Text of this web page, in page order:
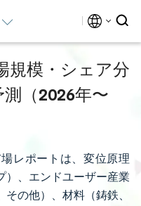
規模・シェア分
（2026年〜
レポートは、変位原理
）、エンドユーザー産業
その他）、材料（鋳鉄、